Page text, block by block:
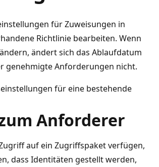
für Zuweisungen in
Richtlinie bearbeiten. Wenn
ändert sich das Ablaufdatum
genehmigte Anforderungen nicht.
für eine bestehende
Anforderer
auf ein Zugriffspaket verfügen,
dass Identitäten gestellt werden,